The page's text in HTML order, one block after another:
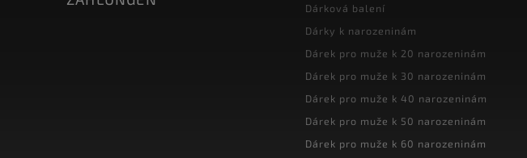
Dárková balení
Dárky k narozeninám
Dárek pro muže k 20 narozeninám
Dárek pro muže k 30 narozeninám
Dárek pro muže k 40 narozeninám
Dárek pro muže k 50 narozeninám
Dárek pro muže k 60 narozeninám